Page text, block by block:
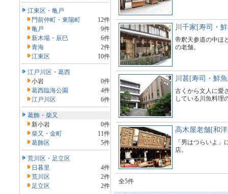
江東区・亀戸
門前仲町・東陽町
12件
亀戸
9件
新木場・辰巳
6件
青海
2件
江東区
10件
江戸川区・葛西
小岩
0件
葛西臨海公園
4件
江戸川区
6件
葛飾・柴又
新小岩
0件
柴又・金町
11件
葛飾区
5件
荒川区・足立区
日暮里
4件
荒川区
2件
足立区
2件
川千家[寿司・
帝釈天参道の中ほ
の老舗。
川甚[寿司・鮮
古くから文人に愛
している川魚料理
高木屋老舗[和
「男はつらいよ
店。
全5件